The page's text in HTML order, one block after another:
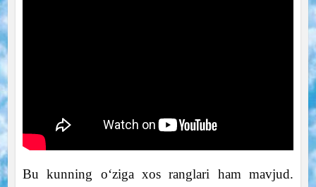
Bu kunning o‘ziga xos ranglari ham mavjud.